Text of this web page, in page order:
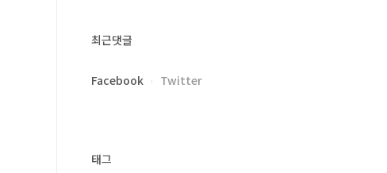
최근댓글
Facebook Twitter
태그